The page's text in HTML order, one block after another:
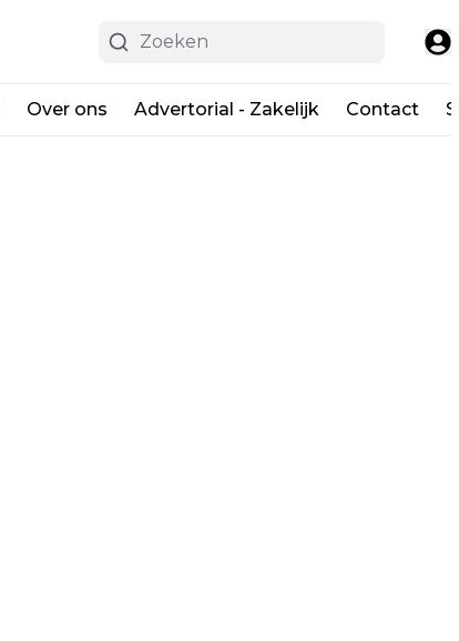
Over ons Advertorial - Zakelijk Contact